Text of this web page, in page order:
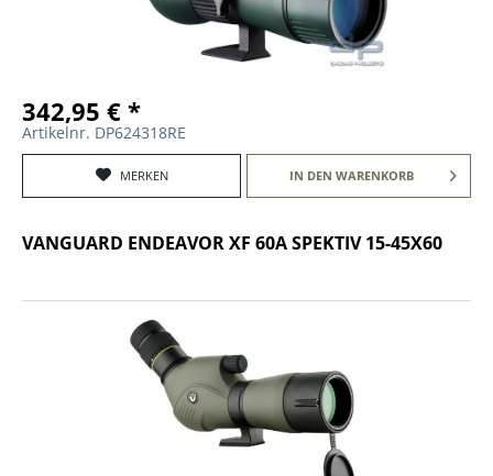
342,95 € *
Artikelnr. DP624318RE
MERKEN IN DEN WARENKORB
VANGUARD ENDEAVOR XF 60A SPEKTIV 15-45X60